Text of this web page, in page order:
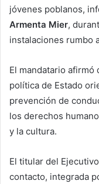
jóvenes poblanos,
Armenta Mier,
instalaciones rumbo
El mandatario afirmó
política de Estado
prevención de
los derechos
y la cultura.
El titular del
contacto, integrada